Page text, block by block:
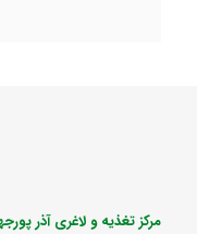
مرکز تغذیه و لاغری آذر